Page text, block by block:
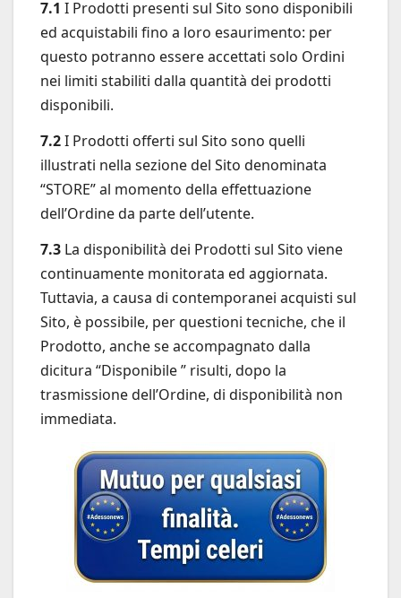
7.1 I Prodotti presenti sul Sito sono disponibili
ed acquistabili fino a loro esaurimento: per
questo potranno essere accettati solo Ordini
nei limiti stabiliti dalla quantità dei prodotti
disponibili.
7.2I Prodotti offerti sul Sito sono quelli
illustrati nella sezione del Sito denominata
“STORE” al momento della effettuazione
dell’Ordine da parte dell’utente.
7.3 La disponibilità dei Prodotti sul Sito viene
continuamente monitorata ed aggiornata.
Tuttavia, a causa di contemporanei acquisti sul
Sito, è possibile, per questioni tecniche, che il
Prodotto, anche se accompagnato dalla
dicitura “Disponibile ” risulti, dopo la
trasmissione dell’Ordine, di disponibilità non
immediata.